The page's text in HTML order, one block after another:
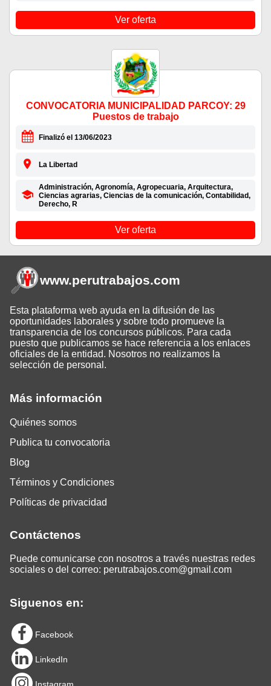
Ver oferta
CONVOCATORIA MUNICIPALIDAD PARCOY: 29
Puestos de trabajo
Finalizó el 13/06/2023
La Libertad
Administración, Agronomía, Agropecuaria, Arquitectura,
Ciencias agrarias, Ciencias de la comunicación, Contabilidad,
Derecho, R
Ver oferta
Más información
Quiénes somos
Publica tu convocatoria
Blog
Términos y Condiciones
Políticas de privacidad
Contáctenos
Puede comunicarse con nosotros a través nuestras redes
sociales o del correo: perutrabajos.com@gmail.com
Siguenos en:
Facebook
LinkedIn
Instagram
www.perutrabajos.com
Esta plataforma web ayuda en la difusión de las
oportunidades laborales y sobre todo promueve la
transparencia de los concursos públicos. Para cada
puesto que publicamos se hace referencia a los enlaces
oficiales de la entidad. Nosotros no realizamos la
selección de personal.